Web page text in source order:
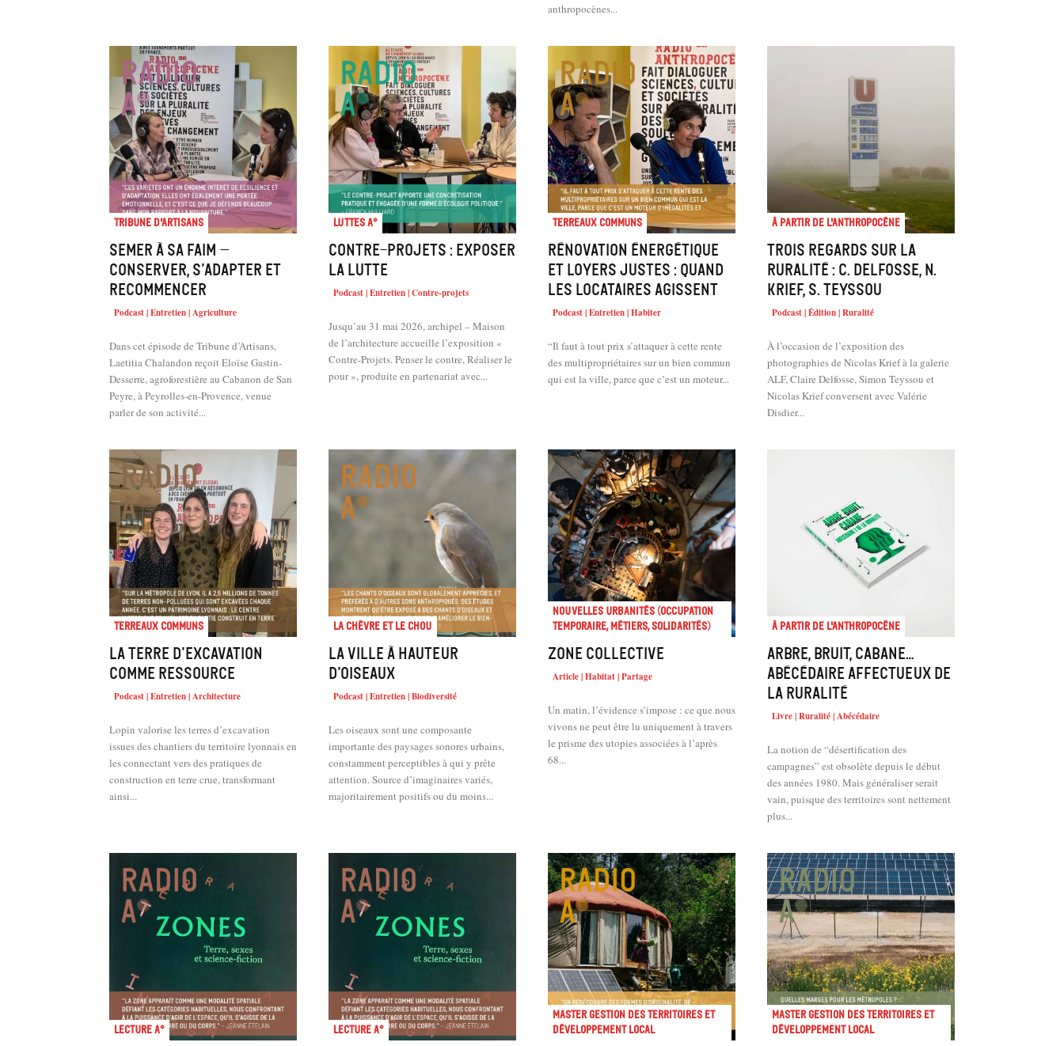
anthropocènes...
Tribune d'artisans
Semer à sa faim –
conserver, s’adapter et
recommencer
Podcast | Entretien | Agriculture
Dans cet épisode de Tribune d’Artisans,
Laetitia Chalandon reçoit Eloïse Gastin-
Desserre, agroforestière au Cabanon de San
Peyre, à Peyrolles-en-Provence, venue
parler de son activité...
Luttes A°
Contre-projets : exposer
la lutte
Podcast | Entretien | Contre-projets
Jusqu’au 31 mai 2026, archipel – Maison
de l’architecture accueille l’exposition «
Contre-Projets. Penser le contre, Réaliser le
pour », produite en partenariat avec...
Terreaux Communs
Rénovation énergétique
et loyers justes : quand
les locataires agissent
Podcast | Entretien | Habiter
“Il faut à tout prix s’attaquer à cette rente
des multipropriétaires sur un bien commun
qui est la ville, parce que c’est un moteur...
À partir de l'anthropocène
Trois regards sur la
ruralité : C. Delfosse, N.
Krief, S. Teyssou
Podcast | Édition | Ruralité
À l’occasion de l’exposition des
photographies de Nicolas Krief à la galerie
ALF, Claire Delfosse, Simon Teyssou et
Nicolas Krief conversent avec Valérie
Disdier...
Terreaux Communs
La terre d’excavation
comme ressource
Podcast | Entretien | Architecture
Lopin valorise les terres d’excavation
issues des chantiers du territoire lyonnais en
les connectant vers des pratiques de
construction en terre crue, transformant
ainsi...
La chèvre et le chou
La ville à hauteur
d’oiseaux
Podcast | Entretien | Biodiversité
Les oiseaux sont une composante
importante des paysages sonores urbains,
constamment perceptibles à qui y prête
attention. Source d’imaginaires variés,
majoritairement positifs ou du moins...
Nouvelles urbanités (occupation
temporaire, métiers, solidarités)
Zone collective
Article | Habitat | Partage
Un matin, l’évidence s’impose : ce que nous
vivons ne peut être lu uniquement à travers
le prisme des utopies associées à l’après
68...
À partir de l'anthropocène
Arbre, Bruit, Cabane…
Abécédaire affectueux de
la ruralité
Livre | Ruralité | Abécédaire
La notion de “désertification des
campagnes” est obsolète depuis le début
des années 1980. Mais généraliser serait
vain, puisque des territoires sont nettement
plus...
Lecture A° Lecture A°
Master Gestion des territoires et
développement local
Master Gestion des territoires et
développement local